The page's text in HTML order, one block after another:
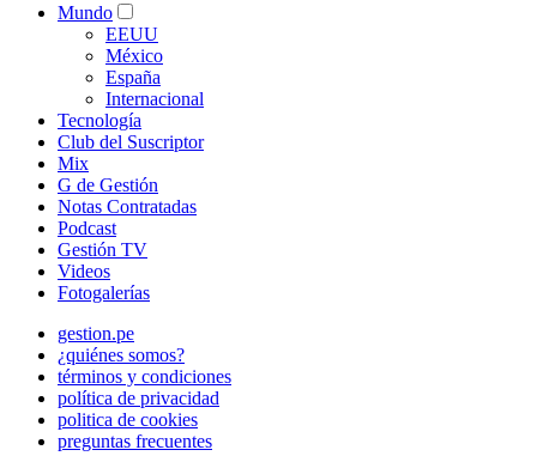
Mundo
EEUU
México
España
Internacional
Tecnología
Club del Suscriptor
Mix
G de Gestión
Notas Contratadas
Podcast
Gestión TV
Videos
Fotogalerías
gestion.pe
¿quiénes somos?
términos y condiciones
política de privacidad
politica de cookies
preguntas frecuentes